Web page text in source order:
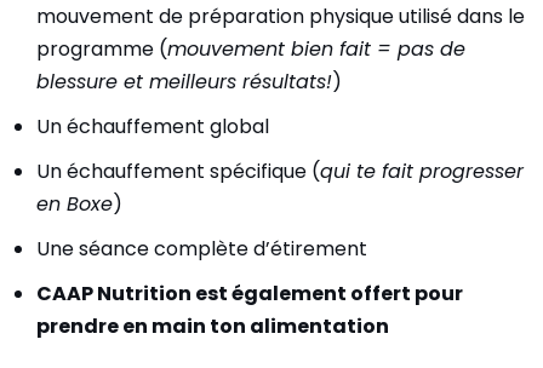
mouvement de préparation physique utilisé dans le
programme (mouvement bien fait = pas de
blessure et meilleurs résultats!)
Un échauffement global
Un échauffement spécifique (qui te fait progresser
en Boxe)
Une séance complète d’étirement
CAAP Nutrition est également offert pour
prendre en main ton alimentation